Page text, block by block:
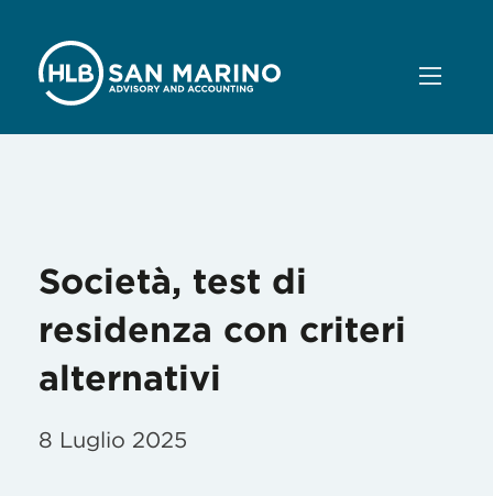
Società, test di
residenza con criteri
alternativi
8 Luglio 2025